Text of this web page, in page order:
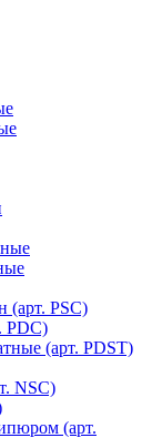
(арт. PSC)
PDC)
(арт. PDST)
NSC)
(арт.